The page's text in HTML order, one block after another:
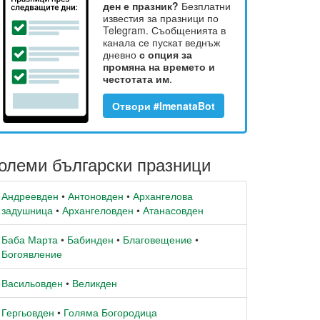
ден е празник? Безплатни
известия за празници по
Telegram. Съобщенията в
канала се пускат веднъж
дневно с опция за
промяна на времето и
честотата им.
Отвори #ImenataBot
български празници
Андреевден • Антоновден • Архангелова
задушница • Архангеловден • Атанасовден
Баба Марта • Бабинден • Благовещение •
Богоявление
Васильовден • Великден
Гергьовден • Голяма Богородица